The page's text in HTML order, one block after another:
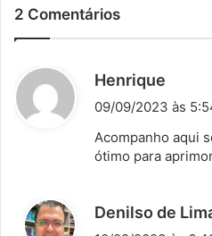
2 Comentários
Henrique
i
s
09/09/2023 às
Acompanho aqui
ótimo para
Denilso de